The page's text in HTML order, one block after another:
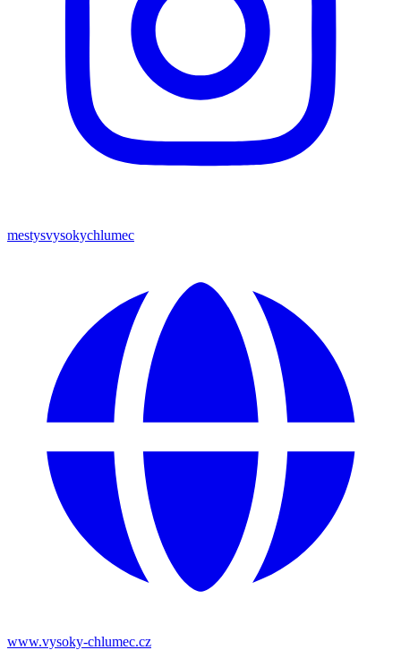
mestysvysokychlumec
www.vysoky-chlumec.cz